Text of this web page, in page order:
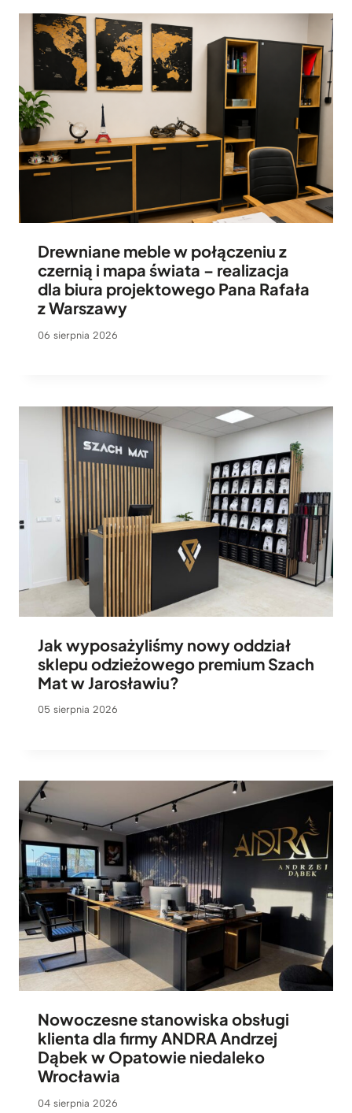
d
o
3
.
2
z
ł
Drewniane meble w połączeniu z
czernią i mapa świata – realizacja
dla biura projektowego Pana Rafała
z Warszawy
06 sierpnia 2026
Jak wyposażyliśmy nowy oddział
sklepu odzieżowego premium Szach
Mat w Jarosławiu?
05 sierpnia 2026
Nowoczesne stanowiska obsługi
klienta dla firmy ANDRA Andrzej
Dąbek w Opatowie niedaleko
Wrocławia
04 sierpnia 2026